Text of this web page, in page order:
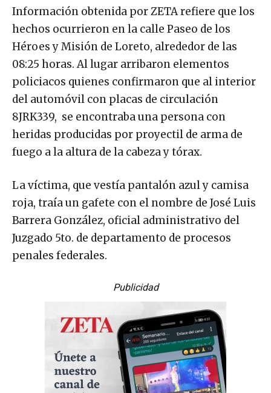
Información obtenida por ZETA refiere que los
hechos ocurrieron en la calle Paseo de los
Héroes y Misión de Loreto, alrededor de las
08:25 horas. Al lugar arribaron elementos
policiacos quienes confirmaron que al interior
del automóvil con placas de circulación
8JRK339, se encontraba una persona con
heridas producidas por proyectil de arma de
fuego a la altura de la cabeza y tórax.
La víctima, que vestía pantalón azul y camisa
roja, traía un gafete con el nombre de José Luis
Barrera González, oficial administrativo del
Juzgado 5to. de departamento de procesos
penales federales.
Publicidad